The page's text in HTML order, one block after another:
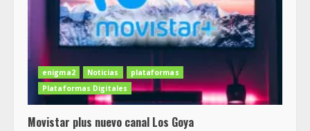
enigma2 Noticias
plataformas
Plataformas Digitales
Movistar plus nuevo canal Los Goya